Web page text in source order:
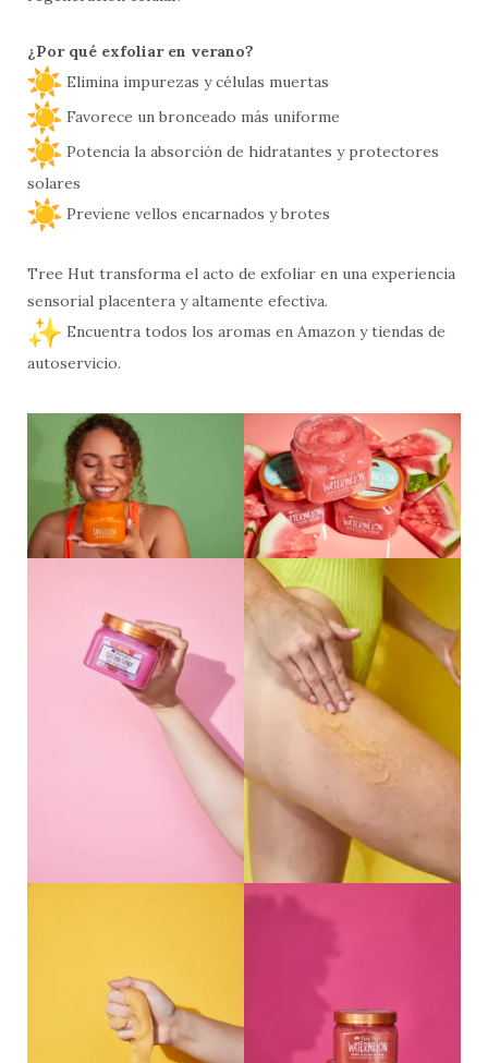
¿Por qué exfoliar en verano?
Elimina impurezas y células muertas
Favorece un bronceado más uniforme
Potencia la absorción de hidratantes y protectores
solares
Previene vellos encarnados y brotes
Tree Hut transforma el acto de exfoliar en una experiencia
sensorial placentera y altamente efectiva.
Encuentra todos los aromas en Amazon y tiendas de
autoservicio.